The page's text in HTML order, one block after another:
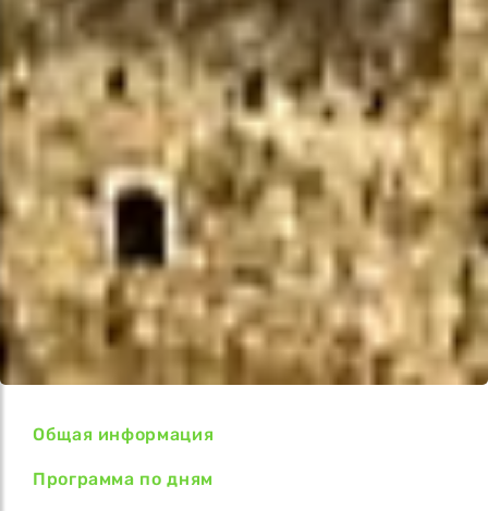
Общая информация
Программа по дням